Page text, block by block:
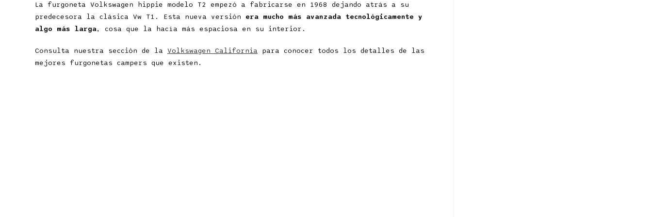
La furgoneta Volkswagen hippie modelo T2 empezó a fabricarse en 1968 dejando atrás a su
predecesora la clásica Vw T1. Esta nueva versión era mucho más avanzada tecnológicamente y
algo más larga, cosa que la hacía más espaciosa en su interior.
Consulta nuestra sección de la Volkswagen California para conocer todos los detalles de las
mejores furgonetas campers que existen.